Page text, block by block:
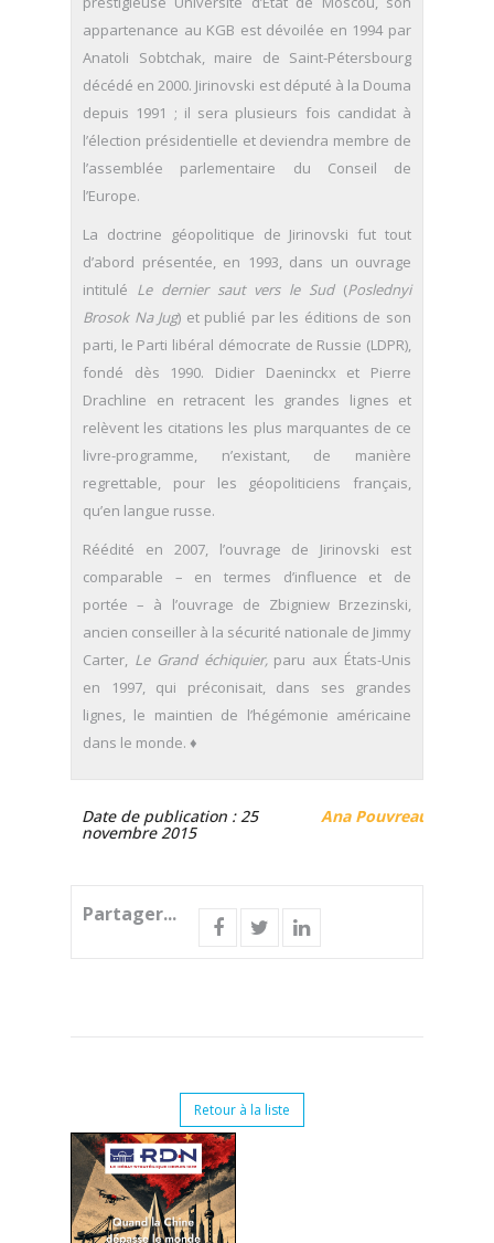
appartenance au KGB est dévoilée en 1994 par
Anatoli Sobtchak, maire de Saint-Pétersbourg
décédé en 2000. Jirinovski est député à la Douma
depuis 1991 ; il sera plusieurs fois candidat à
l’élection présidentielle et deviendra membre de
l’assemblée parlementaire du Conseil de
l’Europe.
La doctrine géopolitique de Jirinovski fut tout
d’abord présentée, en 1993, dans un ouvrage
intitulé Le dernier saut vers le Sud(Poslednyi
Brosok Na Jug) et publié par les éditions de son
parti, le Parti libéral démocrate de Russie (LDPR),
fondé dès 1990. Didier Daeninckx et Pierre
Drachline en retracent les grandes lignes et
relèvent les citations les plus marquantes de ce
livre-programme, n’existant, de manière
regrettable, pour les géopoliticiens français,
qu’en langue russe.
Réédité en 2007, l’ouvrage de Jirinovski est
comparable – en termes d’influence et de
portée – à l’ouvrage de Zbigniew Brzezinski,
ancien conseiller à la sécurité nationale de Jimmy
Carter, Le Grand échiquier, paru aux États-Unis
en 1997, qui préconisait, dans ses grandes
lignes, le maintien de l’hégémonie américaine
dans le monde. ♦
Ana Pouvreau
Date de publication : 25
novembre 2015
Partager...
Retour à la liste